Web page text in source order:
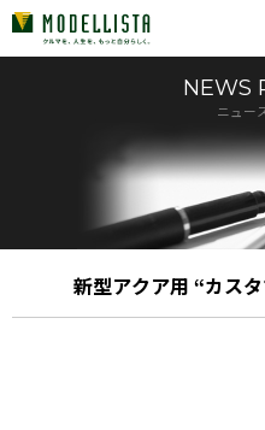
NEWS
ニュー
新型アクア用 “カス